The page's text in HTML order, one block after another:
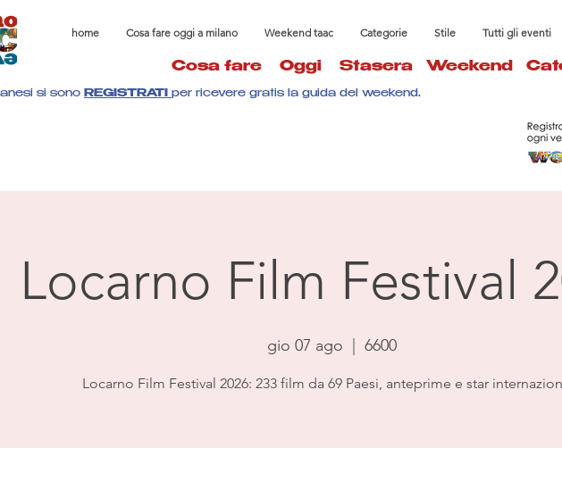
home Cosa fare oggi a milano Weekend taac Categorie Stile Tutti gli eventi
Cosa fare Oggi Stasera Weekend
si sono REGISTRATI per ricevere gratis la guida del weekend.
Locarno Film Festival
gio 07 ago 6600
Locarno Film Festival 2026: 233 film da 69 Paesi, anteprime e star